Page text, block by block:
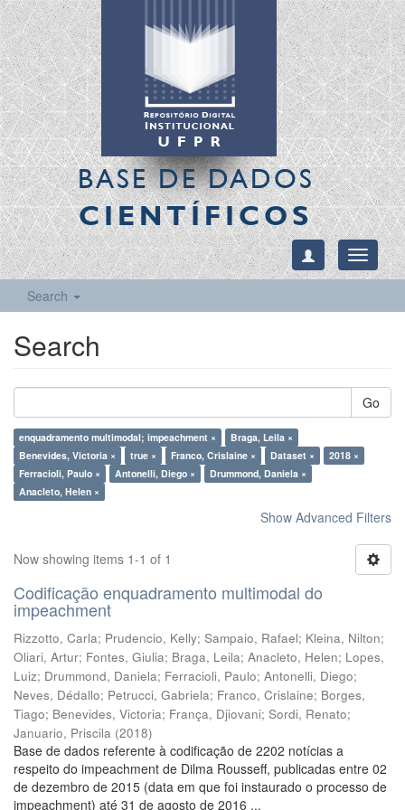
BASE DE DADOS
CIENTÍFICOS
Toggle
Search
Search
Go
enquadramento multimodal; impeachment ×
Braga, Leila ×
Benevides, Victoria ×
true × Franco, Crislaine × Dataset ×
2018 ×
Ferracioli, Paulo ×
Antonelli, Diego ×
Drummond, Daniela ×
Anacleto, Helen ×
Show Advanced Filters
Now showing items 1-1 of 1
Codificação enquadramento multimodal do
impeachment
Rizzotto, Carla; Prudencio, Kelly; Sampaio, Rafael; Kleina, Nilton;
Oliari, Artur; Fontes, Giulia; Braga, Leila; Anacleto, Helen; Lopes,
Luiz; Drummond, Daniela; Ferracioli, Paulo; Antonelli, Diego;
Neves, Dédallo; Petrucci, Gabriela; Franco, Crislaine; Borges,
Tiago; Benevides, Victoria; França, Djiovani; Sordi, Renato;
Januario, Priscila (2018)
Base de dados referente à codificação de 2202 notícias a
respeito do impeachment de Dilma Rousseff, publicadas entre 02
de dezembro de 2015 (data em que foi instaurado o processo de
impeachment) até 31 de agosto de 2016 ...